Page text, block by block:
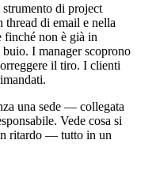
di project
thread di email e nella
non è già in
I manager scoprono
il tiro. I clienti
una sede — collegata
Vede cosa si
ritardo — tutto in un